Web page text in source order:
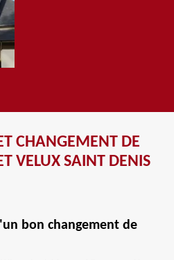
CHANGEMENT DE
VELUX SAINT DENIS
bon changement de